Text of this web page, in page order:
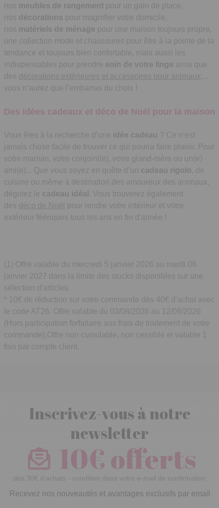
nos meubles de rangement pour un gain de place,
nos décorations pour magnifier votre domicile,
nos matériels de ménage pour une maison toujours propre,
une collection mode et chaussures pour être à la pointe de la
tendance et toujours bien confortable, mais aussi les
indispensables pour prendre soin de votre linge ainsi que
des décorations extérieures et accessoires pour animaux
vous n’aurez que l’embarras du choix !
Des idées cadeaux et déco de Noël pour la maison
Vous êtes à la recherche d’une idée cadeau ? Ce n’est
jamais chose facile de trouver ce qui pourra faire plaisir. Pour
votre maman, votre conjoint(e), votre grand-mère ou un(e)
ami(e)... Que vous soyez en quête d’un cadeau rigolo, de
cuisine ou même à destination des amoureux des animaux,
dégotez le cadeau idéal . Vous trouverez également
des déco de Noël pour rendre votre intérieur et votre
extérieur féériques tous les ans en fin d'année !
(1) Offre valable du mercredi 5 janvier 2026 au mardi 06
janvier 2027 dans la limite des stocks disponibles sur une
sélection d'articles.
* 10€ de réduction sur votre commande dès 40€ d'achat avec
le code AT26. Offre valable du 03/08/2026 au 12/08/2026
(Hors participation forfaitaire aux frais de traitement de votre
commande).Offre non cumulable, non cessible et valable 1
fois par compte client.
Inscrivez-vous à notre
newsletter
10€ offerts
dès 30€ d’achats - condition dans votre e-mail de confirmation
Recevez nos nouveautés et avantages exclusifs par email